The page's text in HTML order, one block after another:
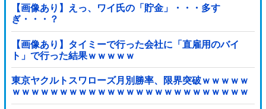
【画像あり】えっ、ワイ氏の「貯金」・・・多す
ぎ・・・？
【画像あり】タイミーで行った会社に「直雇用のバイ
ト」で行った結果ｗｗｗｗｗ
東京ヤクルトスワローズ月別勝率、限界突破ｗｗｗｗｗ
ｗｗｗｗｗｗｗｗｗｗｗｗｗｗｗｗｗｗｗｗｗｗｗｗｗ
ｗｗｗｗｗｗｗｗｗｗｗｗｗ他